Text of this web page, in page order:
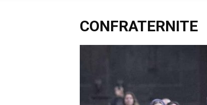
CONFRATERNITE